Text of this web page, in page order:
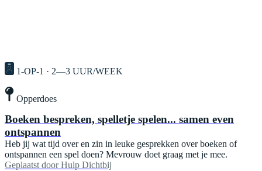
1-OP-1 · 2—3 UUR/WEEK
Opperdoes
Boeken bespreken, spelletje spelen... samen even
ontspannen
Heb jij wat tijd over en zin in leuke gesprekken over boeken of
ontspannen een spel doen? Mevrouw doet graag met je mee.
Geplaatst door Hulp Dichtbij